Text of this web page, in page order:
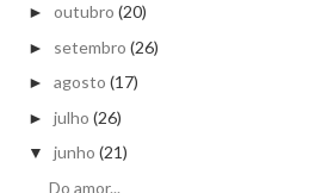
► outubro (20)
► setembro (26)
► agosto (17)
► julho (26)
▼ junho (21)
Do amor...